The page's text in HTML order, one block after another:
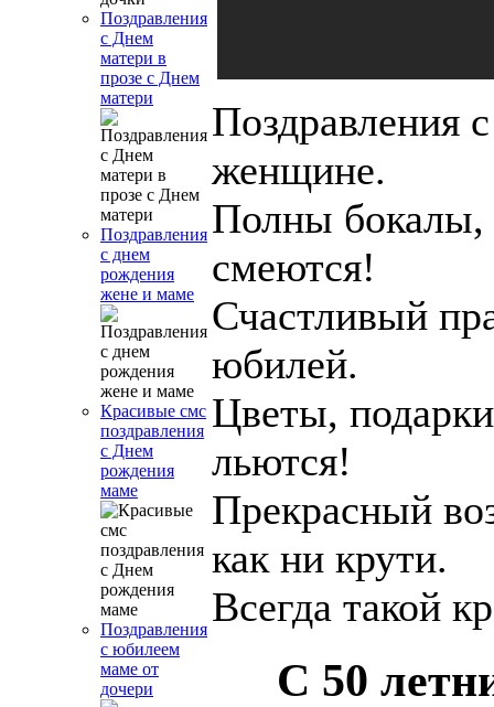
Поздравления
с Днем
матери в
прозе с Днем
матери
Поздравления
с днем
рождения
жене и маме
Красивые смс
поздравления
с Днем
рождения
маме
Поздравления
с юбилеем
маме от
дочери
Поздравления
женщине.
Полны бокалы,
смеются!
Счастливый
юбилей.
Цветы,
льются!
Прекрасный
как ни крути.
Всегда такой
С 50